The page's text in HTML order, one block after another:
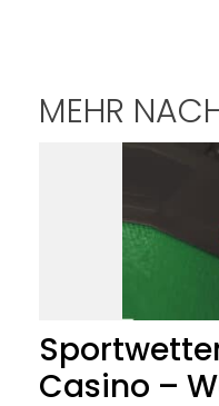
MEHR
Casino –